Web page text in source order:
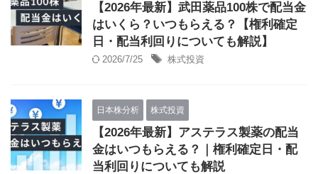
【2026年最新】武田薬品100株で配当金
はいくら？いつもらえる？【権利確定
日・配当利回りについても解説】
2026/7/25 株式投資
日本株分析 株式投資
【2026年最新】アステラス製薬の配当
金はいつもらえる？｜権利確定日・配
当利回りについても解説